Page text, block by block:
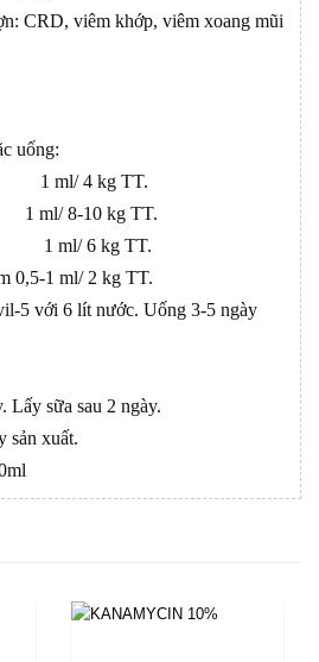
CRD, viêm khớp, viêm xoang mũi
uống:
4 kg TT.
8-10 kg TT.
6 kg TT.
1 ml/ 2 kg TT.
5 với 6 lít nước. Uống 3-5 ngày
Lấy sữa sau 2 ngày.
sản xuất.